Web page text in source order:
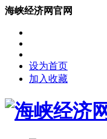
海峡经济网官网
设为首页
加入收藏